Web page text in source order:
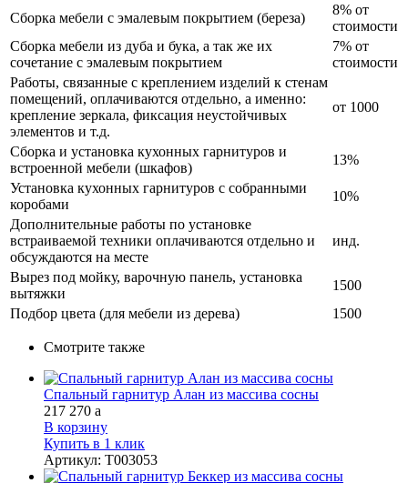
Сборка мебели с эмалевым покрытием (береза)
8% от
стоимости
Сборка мебели из дуба и бука, а так же их
сочетание с эмалевым покрытием
7% от
стоимости
Работы, связанные с креплением изделий к стенам
помещений, оплачиваются отдельно, а именно:
крепление зеркала, фиксация неустойчивых
элементов и т.д.
от 1000
Сборка и установка кухонных гарнитуров и
встроенной мебели (шкафов)
13%
Установка кухонных гарнитуров с собранными
коробами
10%
Дополнительные работы по установке
встраиваемой техники оплачиваются отдельно и
обсуждаются на месте
инд.
Вырез под мойку, варочную панель, установка
вытяжки
1500
Подбор цвета (для мебели из дерева)
1500
Смотрите также
Спальный гарнитур Алан из массива сосны
217 270 a
В корзину
Купить в 1 клик
Артикул: Т003053